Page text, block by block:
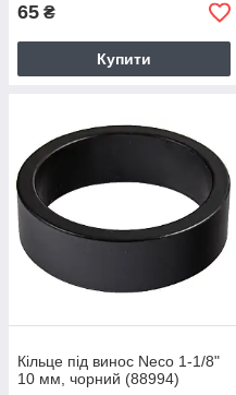
65 ₴
Купити
Кільце під винос Neco 1-1/8"
10 мм, чорний (88994)